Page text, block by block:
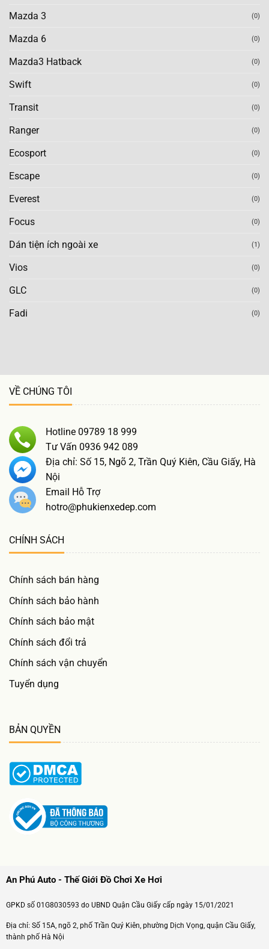
Mazda 3 (0)
Mazda 6 (0)
Mazda3 Hatback (0)
Swift (0)
Transit (0)
Ranger (0)
Ecosport (0)
Escape (0)
Everest (0)
Focus (0)
Dán tiện ích ngoài xe (1)
Vios (0)
GLC (0)
Fadi (0)
VỀ CHÚNG TÔI
Hotline 09789 18 999
Tư Vấn 0936 942 089
Địa chỉ: Số 15, Ngõ 2, Trần Quý Kiên, Cầu Giấy, Hà
Nội
Email Hỗ Trợ
hotro@phukienxedep.com
CHÍNH SÁCH
Chính sách bán hàng
Chính sách bảo hành
Chính sách bảo mật
Chính sách đổi trả
Chính sách vận chuyển
Tuyển dụng
BẢN QUYỀN
An Phú Auto - Thế Giới Đồ Chơi Xe Hơi
GPKD số 01G8030593 do UBND Quận Cầu Giấy cấp ngày 15/01/2021
Địa chỉ: Số 15A, ngõ 2, phố Trần Quý Kiên, phường Dịch Vọng, quận Cầu Giấy,
thành phố Hà Nội